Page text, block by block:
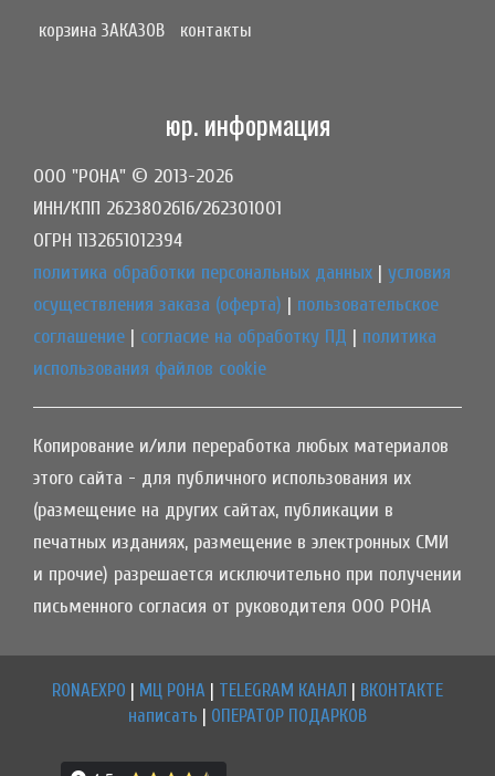
корзина ЗАКАЗОВ
контакты
юр. информация
ООО "РОНА" © 2013-2026
ИНН/КПП 2623802616/262301001
ОГРН 1132651012394
политика обработки персональных данных | условия
осуществления заказа (оферта) | пользовательское
соглашение | согласие на обработку ПД | политика
использования файлов cookie
Копирование и/или переработка любых материалов
этого сайта - для публичного использования их
(размещение на других сайтах, публикации в
печатных изданиях, размещение в электронных СМИ
и прочие) разрешается исключительно при получении
письменного согласия от руководителя ООО РОНА
RONAEXPO | МЦ РОНА | TELEGRAM КАНАЛ | ВКОНТАКТЕ
написать | ОПЕРАТОР ПОДАРКОВ